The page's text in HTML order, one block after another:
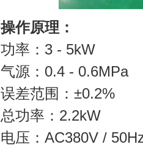
操作原理：
功率：3 - 5kW
气源：0.4 - 0.6MPa
误差范围：±0.2%
总功率：2.2kW
电压：AC380V /